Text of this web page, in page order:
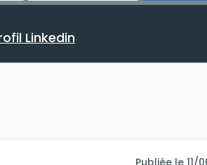
avec votre profil Linkedin
Linkedin
Publiée le 11/